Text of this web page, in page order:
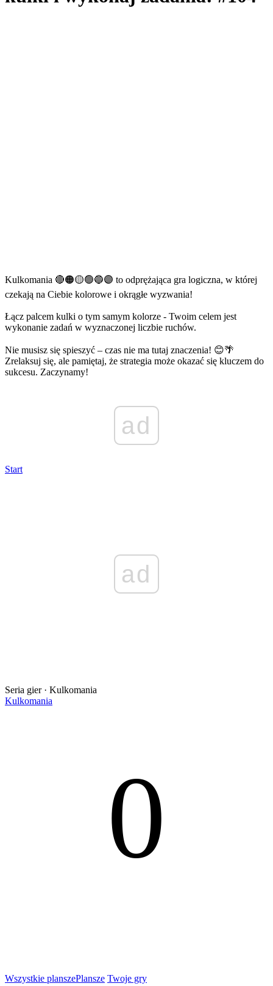
Kulkomania 🔴🟠🟡🟢🔵🟣 to odprężająca gra logiczna, w której
czekają na Ciebie kolorowe i okrągłe wyzwania!
Łącz palcem kulki o tym samym kolorze - Twoim celem jest
wykonanie zadań w wyznaczonej liczbie ruchów.
Nie musisz się spieszyć – czas nie ma tutaj znaczenia! 😊🌴
Zrelaksuj się, ale pamiętaj, że strategia może okazać się kluczem do
sukcesu. Zaczynamy!
ad
Start
ad
Seria gier · Kulkomania
Kulkomania
0
Wszystkie planszePlansze Twoje gry